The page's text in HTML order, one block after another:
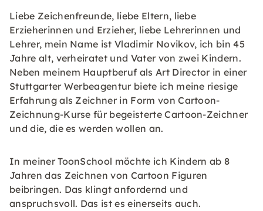
Liebe Zeichenfreunde, liebe Eltern, liebe
Erzieherinnen und Erzieher, liebe Lehrerinnen und
Lehrer, mein Name ist Vladimir Novikov, ich bin 45
Jahre alt, verheiratet und Vater von zwei Kindern.
Neben meinem Hauptberuf als Art Director in einer
Stuttgarter Werbeagentur biete ich meine riesige
Erfahrung als Zeichner in Form von Cartoon-
Zeichnung-Kurse für begeisterte Cartoon-Zeichner
und die, die es werden wollen an.
In meiner ToonSchool möchte ich Kindern ab 8
Jahren das Zeichnen von Cartoon Figuren
beibringen. Das klingt anfordernd und
anspruchsvoll. Das ist es einerseits auch.